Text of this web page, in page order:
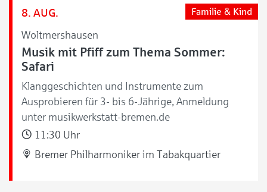
8. AUG.
Woltmershausen
Familie & Kind
Musik mit Pfiff zum Thema Sommer:
Safari
Klanggeschichten und Instrumente zum
Ausprobieren für 3- bis 6-Jährige, Anmeldung
unter musikwerkstatt-bremen.de
11:30 Uhr
Bremer Philharmoniker im Tabakquartier